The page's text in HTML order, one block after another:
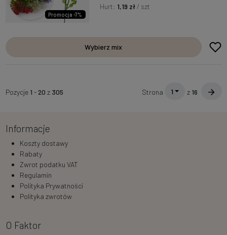
Promocja -7%
Hurt: 1,19 zł/ szt
Wybierz mix
Pozycje 1 -20 z 305 Strona 1 z 16
Informacje
Koszty dostawy
Rabaty
Zwrot podatku VAT
Regulamin
Polityka Prywatności
Polityka zwrotów
O Faktor